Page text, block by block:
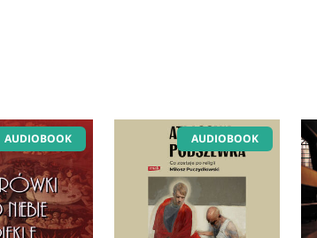
AUDIOBOOK AUDIOBOOK